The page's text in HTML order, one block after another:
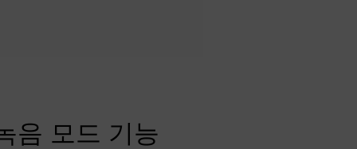
음 모드 기능